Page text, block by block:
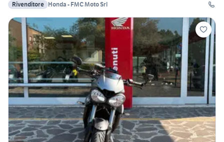
Rivenditore Honda - FMC Moto Srl